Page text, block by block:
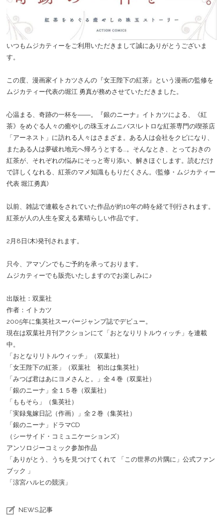
いつもムジカティーをご利用いただきまして誠にありがとうございま
す。
この度、漫画家イトカツさんの『女王陛下の紅茶』という漫画の監修を
ムジカティー代表の堀江 勇真が務めさせていただきました。
心温まる、奇跡の一杯を――。『銀のニーナ』イトカツによる、《紅
茶》をめぐる人々の癒やしの珠玉オムニバス!レトロな紅茶専門の喫茶店
「アーネスト」に訪れる人々はさまざま。ある人は会社をクビになり、
またある人は夢破れ地元へ帰ろうとする…。そんなとき、とっておきの
紅茶が、それぞれの悩みにそっと寄り添い、解きほぐします。読むだけ
で詳しくなれる、紅茶のマメ知識ももりだくさん。(監修・ムジカティー
代表 堀江勇真)
以前、雑誌で連載をされていた作品が約10年の時を経て刊行されます。
紅茶が人の人生を変える素晴らしい作品です。
2月8日(木)発刊されます。
只今、アマゾンでもご予約を承っております。
ムジカティーでも販売いたしますのでお楽しみに♪
出版社：双葉社
作者：イトカツ
2005年に集英社スーパージャンプ誌でデビュー。
現在は双葉社月刊アクションにて「おとなりリトルウィッチ」を連載
中。
「おとなりリトルウィッチ」（双葉社）
「女王陛下の紅茶」（双葉社 初出は集英社）
「みつば君はあにヨメさんと。」全４巻（双葉社）
「銀のニーナ」全１５巻（双葉社）
「ももそら」（集英社）
「実録鬼嫁日記（作画）」全２巻（集英社）
「銀のニーナ」ドラマCD
（シーサイド・コミュニケーションズ）
アンソロジーコミック参加作品
「ありがとう、うちを見つけてくれて 「この世界の片隅に」公式ファン
ブック 」
「涼宮ハルヒの競演」
NEWS,記事